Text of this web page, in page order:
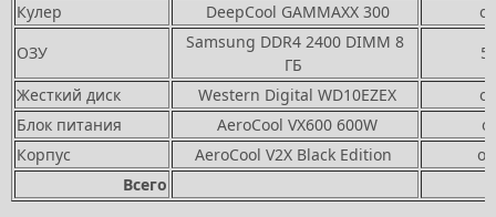
Кулер
DeepCool GAMMAXX 300
ОЗУ
Samsung DDR4 2400 DIMM 8
ГБ
Жесткий диск
Western Digital WD10EZEX
Блок питания
AeroCool VX600 600W
Корпус
AeroCool V2X Black Edition
Всего